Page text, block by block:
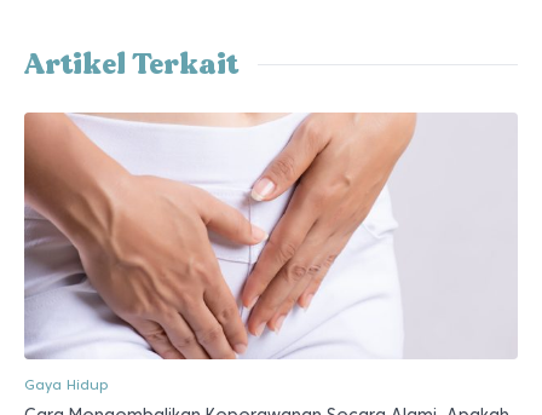
Artikel Terkait
Gaya Hidup